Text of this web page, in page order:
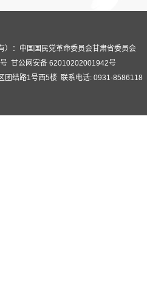
）：中国国民党革命委员会甘肃省委员会
甘公网安备 62010202001942号
团结路1号西5楼 联系电话: 0931-8586118